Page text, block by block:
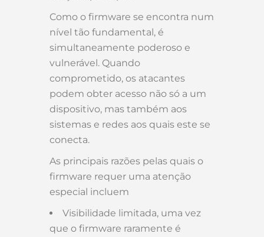
Como o firmware se encontra num
nível tão fundamental, é
simultaneamente poderoso e
vulnerável. Quando
comprometido, os atacantes
podem obter acesso não só a um
dispositivo, mas também aos
sistemas e redes aos quais este se
conecta.
As principais razões pelas quais o
firmware requer uma atenção
especial incluem
Visibilidade limitada, uma vez
que o firmware raramente é